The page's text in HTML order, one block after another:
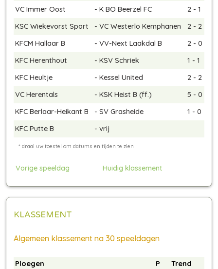
VC Immer Oost
- K BO Beerzel FC
2 - 1
KSC Wiekevorst Sport
- VC Westerlo Kemphanen
2 - 2
KFCM Hallaar B
- VV-Next Laakdal B
2 - 0
KFC Herenthout
- KSV Schriek
1 - 1
KFC Heultje
- Kessel United
2 - 2
VC Herentals
- KSK Heist B (ff.)
5 - 0
KFC Berlaar-Heikant B
- SV Grasheide
1 - 0
KFC Putte B
- vrij
Vorige speeldag Huidig klassement
KLASSEMENT
Algemeen klassement na 30 speeldagen
Ploegen P
Trend